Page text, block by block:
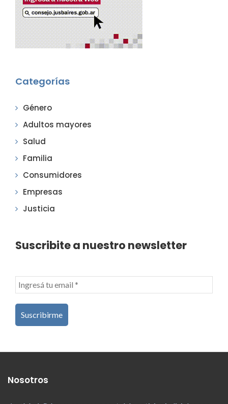
Categorías
Género
Adultos mayores
Salud
Familia
Consumidores
Empresas
Justicia
Suscribite a nuestro newsletter
Nosotros